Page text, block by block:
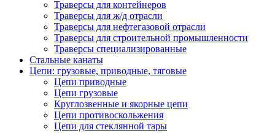
Траверсы для контейнеров
Траверсы для ж/д отрасли
Траверсы для нефтегазовой отрасли
Траверсы для строительной промышленности
Траверсы специализированные
Стальные канаты
Цепи: грузовые, приводные, тяговые
Цепи приводные
Цепи грузовые
Круглозвенные и якорные цепи
Цепи противоскольжения
Цепи для стеклянной тары